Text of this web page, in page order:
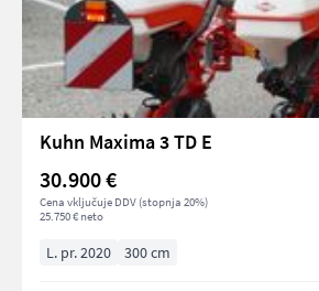
Kuhn Maxima 3 TD E
30.900 €
Cena vključuje DDV (stopnja 20%)
25.750 € neto
L. pr. 2020 300 cm